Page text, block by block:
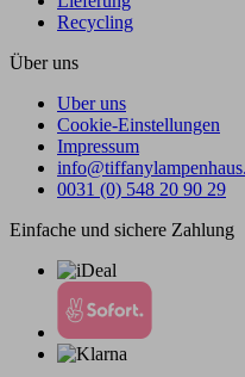
Recycling
Über uns
Uber uns
Cookie-Einstellungen
Impressum
0031 (0) 548 20 90 29
Einfache und sichere Zahlung